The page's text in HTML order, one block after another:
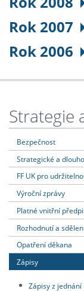
Rok 2007
Rok 2006
Strategie
Bezpečnost
Strategické a
FF UK pro
Výroční zprávy
Platné vnitřní
Rozhodnutí a
Opatření děkana
Zápisy
Zápisy z jednání